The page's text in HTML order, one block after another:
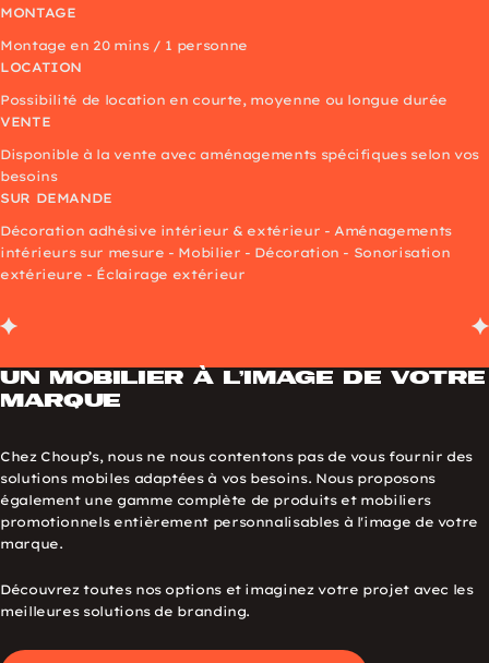
MONTAGE
Montage en 20 mins / 1 personne
LOCATION
Possibilité de location en courte, moyenne ou longue durée
VENTE
Disponible à la vente avec aménagements spécifiques selon vos
besoins
SUR DEMANDE
Décoration adhésive intérieur & extérieur - Aménagements
intérieurs sur mesure - Mobilier - Décoration - Sonorisation
extérieure - Éclairage extérieur
Un mobilier à l’image de votre
marque
Chez Choup’s, nous ne nous contentons pas de vous fournir des
solutions mobiles adaptées à vos besoins. Nous proposons
également une gamme complète de produits et mobiliers
promotionnels entièrement personnalisables à l'image de votre
marque.
Découvrez toutes nos options et imaginez votre projet avec les
meilleures solutions de branding.